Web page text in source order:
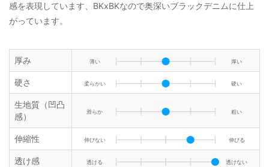
感を表現しています、BKxBKなので奥深いブラックデニムに仕上
がっています。
厚み 薄い 厚い
硬さ 柔らかい 硬い
生地質（凹凸
感）
滑らか 粗い
伸縮性 伸びない 伸びる
透け感 透ける 透けない